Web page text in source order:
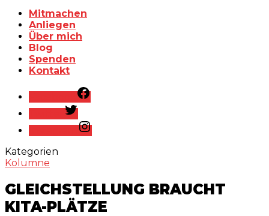
Mitmachen
Anliegen
Über mich
Blog
Spenden
Kontakt
Kategorien
Kolumne
GLEICHSTELLUNG BRAUCHT
KITA-PLÄTZE